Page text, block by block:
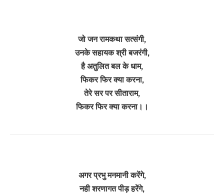
जो जन रामकथा सत्संगी,
उनके सहायक श्री बजरंगी,
है अतुलित बल के धाम,
फिकर फिर क्या करना,
तेरे सर पर सीताराम,
फिकर फिर क्या करना।।
अगर प्रभु मनमानी करेंगे,
नही शरणागत पीड़ हरेंगे,